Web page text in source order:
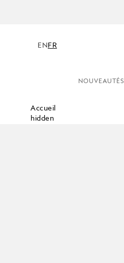
EN FR
NOUVEAUTÉS
Accueil
hidden